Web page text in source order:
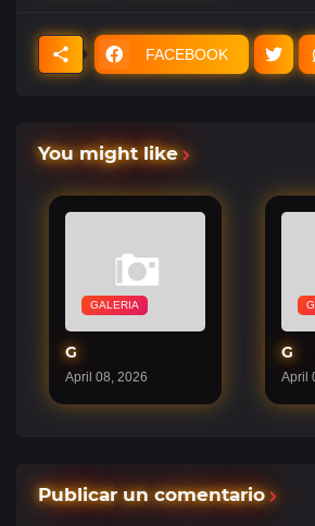
FACEBOOK
You might like
GALERIA
G
April 08, 2026
G
April
Publicar un comentario